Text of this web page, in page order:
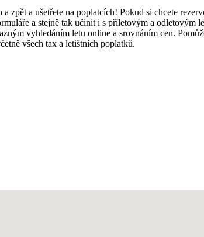
zpět a ušetřete na poplatcích! Pokud si chcete
a stejně tak učinit i s příletovým a
vyhledáním letu online a srovnáním cen.
všech tax a letištních poplatků.